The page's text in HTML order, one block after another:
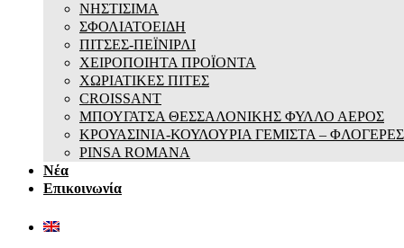
ΝΗΣΤΙΣΙΜΑ
ΣΦΟΛΙΑΤΟΕΙΔΗ
ΠΙΤΣΕΣ-ΠΕΪΝΙΡΛΙ
ΧΕΙΡΟΠΟΙΗΤΑ ΠΡΟΪΟΝΤΑ
ΧΩΡΙΑΤΙΚΕΣ ΠΙΤΕΣ
CROISSANT
ΜΠΟΥΓΑΤΣΑ ΘΕΣΣΑΛΟΝΙΚΗΣ ΦΥΛΛΟ ΑΕΡΟΣ
ΚΡΟΥΑΣΙΝΙΑ-ΚΟΥΛΟΥΡΙΑ ΓΕΜΙΣΤΑ – ΦΛΟΓΕΡΕΣ
PINSA ROMANA
Νέα
Επικοινωνία